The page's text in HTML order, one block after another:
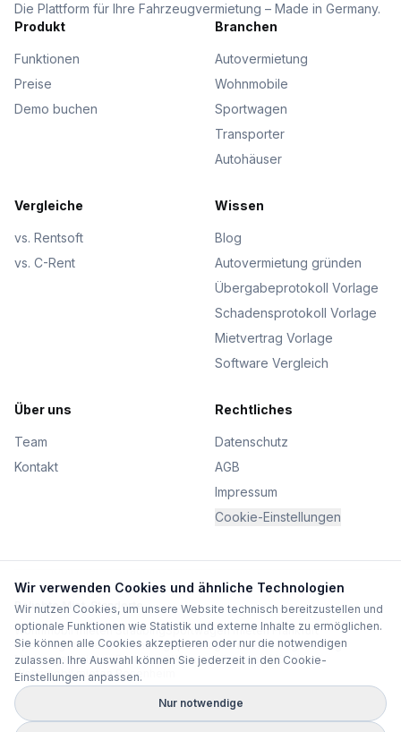
Wir verwenden Cookies und ähnliche Technologien
Wir nutzen Cookies, um unsere Website technisch bereitzustellen und
optionale Funktionen wie Statistik und externe Inhalte zu ermöglichen.
Sie können alle Cookies akzeptieren oder nur die notwendigen
zulassen. Ihre Auswahl können Sie jederzeit in den Cookie-
Einstellungen anpassen.
Nur notwendige
Die Plattform für Ihre Fahrzeugvermietung – Made in Germany.
Produkt
Funktionen
Preise
Demo buchen
Branchen
Autovermietung
Wohnmobile
Sportwagen
Transporter
Autohäuser
Vergleiche
vs. Rentsoft
vs. C-Rent
Wissen
Blog
Autovermietung gründen
Übergabeprotokoll Vorlage
Schadensprotokoll Vorlage
Mietvertrag Vorlage
Software Vergleich
Über uns
Team
Kontakt
Rechtliches
Datenschutz
AGB
Impressum
Cookie-Einstellungen
Beliebte Miet-Standorte
Wohnmobil mieten StraubingSportwagen mieten Frankfurt
Sportwagen mieten NürnbergSportwagen mieten Regensburg
Mietwagen mieten DortmundWohnmobil mieten München
Wohnmobil mieten Rosenheim